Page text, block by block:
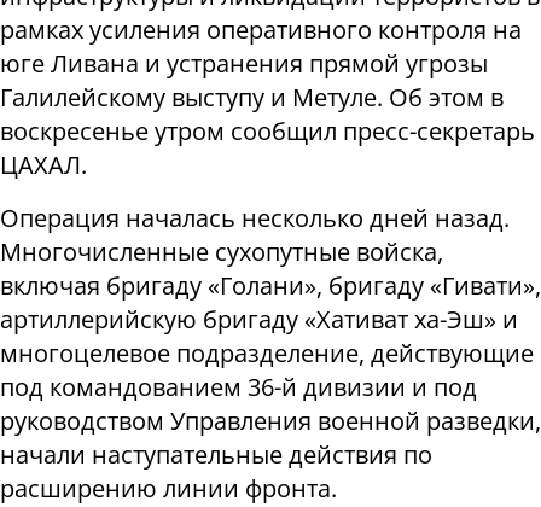
рамках усиления оперативного контроля на
юге Ливана и устранения прямой угрозы
Галилейскому выступу и Метуле. Об этом в
воскресенье утром сообщил пресс-секретарь
ЦАХАЛ.
Операция началась несколько дней назад.
Многочисленные сухопутные войска,
включая бригаду «Голани», бригаду «Гивати»,
артиллерийскую бригаду «Хативат ха-Эш» и
многоцелевое подразделение, действующие
под командованием 36-й дивизии и под
руководством Управления военной разведки,
начали наступательные действия по
расширению линии фронта.